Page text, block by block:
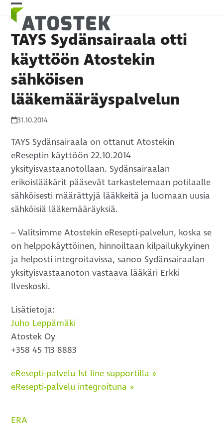
Skip
content
Open
mobile
menu
Close
mobile
menu
TAYS Sydänsairaala otti
käyttöön Atostekin
sähköisen
lääkemääräyspalvelun
31.10.2014
TAYS Sydänsairaala on ottanut Atostekin
eReseptin käyttöön 22.10.2014
yksityisvastaanotollaan. Sydänsairaalan
erikoislääkärit pääsevät tarkastelemaan potilaalle
sähköisesti määrättyjä lääkkeitä ja luomaan uusia
sähköisiä lääkemääräyksiä.
– Valitsimme Atostekin eResepti-palvelun, koska se
on helppokäyttöinen, hinnoiltaan kilpailukykyinen
ja helposti integroitavissa, sanoo Sydänsairaalan
yksityisvastaanoton vastaava lääkäri Erkki
Ilveskoski.
Lisätietoja:
Juho Leppämäki
Atostek Oy
+358 45 113 8883
eResepti-palvelu 1st line supportilla »
eResepti-palvelu integroituna »
ERA